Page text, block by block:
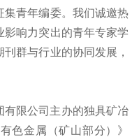
集青年编委。我们诚邀热
响力突出的青年专家学
群与行业的协同发展，
有限公司主办的独具矿冶
色金属（矿山部分）》